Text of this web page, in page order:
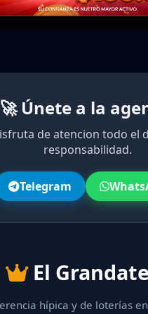
🚀 Únete a la
de atencion todo el
responsabilidad.
Telegram
El
hípica y de loterías